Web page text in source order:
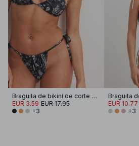
Braguita de bikini de corte alto con cordón
EUR 3.59 EUR 17.95
+3
EUR 10.77
+3